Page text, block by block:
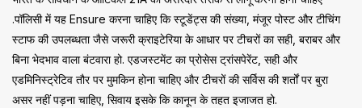
.पॉलिसी में यह Ensure करना चाहिए कि स्टूडेंट्स की संख्या, मंजूर पोस्ट और टीचिंग
स्टाफ की उपलब्धता जैसे जरूरी क्राइटेरिया के आधार पर टीचरों का सही, बराबर और
बिना भेदभाव वाला बंटवारा हो. एडजस्टमेंट का प्रोसेस ट्रांसपेरेंट, सही और
एडमिनिस्ट्रेटिव तौर पर मुमकिन होना चाहिए और टीचरों की सर्विस की शर्तों पर बुरा
असर नहीं पड़ना चाहिए, सिवाय इसके कि कानून के तहत इजाजत हो.